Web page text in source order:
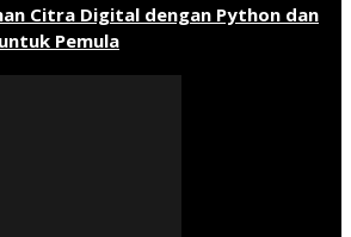
Citra Digital dengan Python dan
Pemula